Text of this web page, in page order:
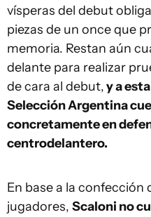
vísperas del debut
piezas de un once que
memoria. Restan aún
delante para realizar
de cara al debut,y a
Selección Argentina
concretamente en
centrodelantero.
En base a la confección
jugadores, Scaloni no